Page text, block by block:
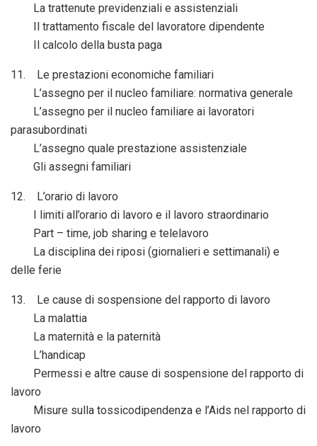
La trattenute previdenziali e assistenziali
Il trattamento fiscale del lavoratore dipendente
Il calcolo della busta paga
11. Le prestazioni economiche familiari
L’assegno per il nucleo familiare: normativa generale
L’assegno per il nucleo familiare ai lavoratori
parasubordinati
L’assegno quale prestazione assistenziale
Gli assegni familiari
12. L’orario di lavoro
I limiti all’orario di lavoro e il lavoro straordinario
Part – time, job sharing e telelavoro
La disciplina dei riposi (giornalieri e settimanali) e
delle ferie
13. Le cause di sospensione del rapporto di lavoro
La malattia
La maternità e la paternità
L’handicap
Permessi e altre cause di sospensione del rapporto di
lavoro
Misure sulla tossicodipendenza e l’Aids nel rapporto di
lavoro